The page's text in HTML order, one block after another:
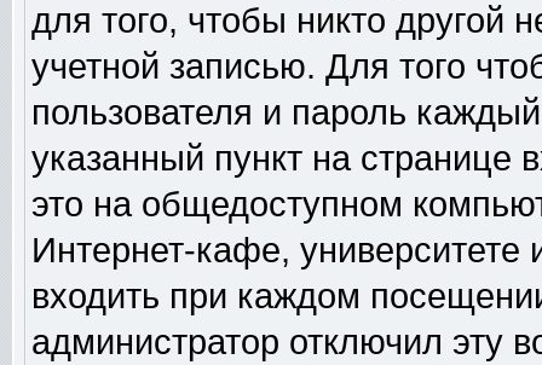
для того, чтобы никто другой
учетной записью. Для того
пользователя и пароль
указанный пункт на
это на общедоступном
Интернет-кафе, университете
входить при каждом
администратор отключил эту